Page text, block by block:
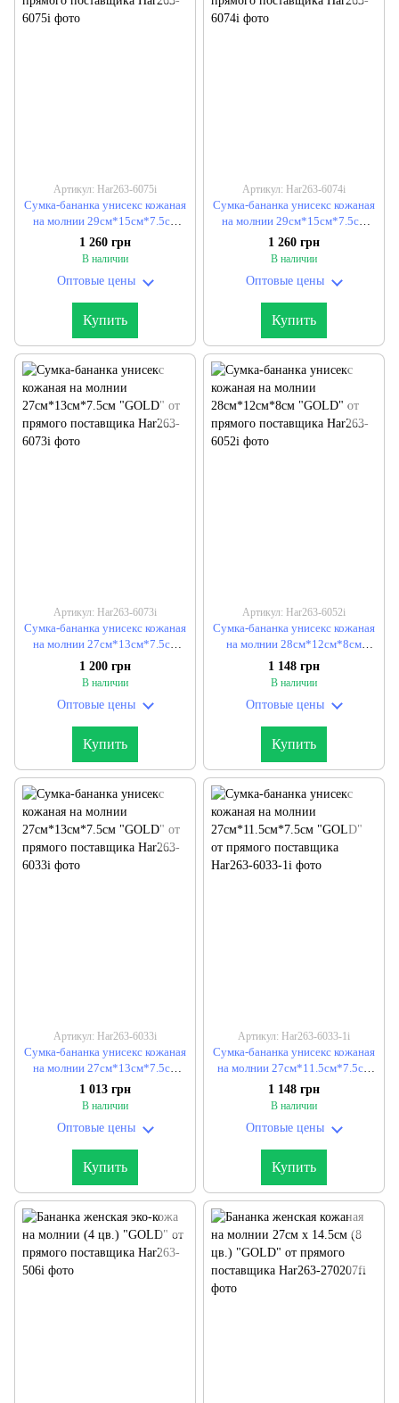
Артикул: Har263-6075i
Сумка-бананка унисекс кожаная
на молнии 29см*15см*7.5см
"GOLD" от прямого поставщика
1 260 грн
В наличии
Оптовые цены
Купить
Артикул: Har263-6074i
Сумка-бананка унисекс кожаная
на молнии 29см*15см*7.5см
"GOLD" от прямого поставщика
1 260 грн
В наличии
Оптовые цены
Купить
Артикул: Har263-6073i
Сумка-бананка унисекс кожаная
на молнии 27см*13см*7.5см
"GOLD" от прямого поставщика
1 200 грн
В наличии
Оптовые цены
Купить
Артикул: Har263-6052i
Сумка-бананка унисекс кожаная
на молнии 28см*12см*8см
"GOLD" от прямого поставщика
1 148 грн
В наличии
Оптовые цены
Купить
Артикул: Har263-6033i
Сумка-бананка унисекс кожаная
на молнии 27см*13см*7.5см
"GOLD" от прямого поставщика
1 013 грн
В наличии
Оптовые цены
Купить
Артикул: Har263-6033-1i
Сумка-бананка унисекс кожаная
на молнии 27см*11.5см*7.5см
"GOLD" от прямого поставщика
1 148 грн
В наличии
Оптовые цены
Купить